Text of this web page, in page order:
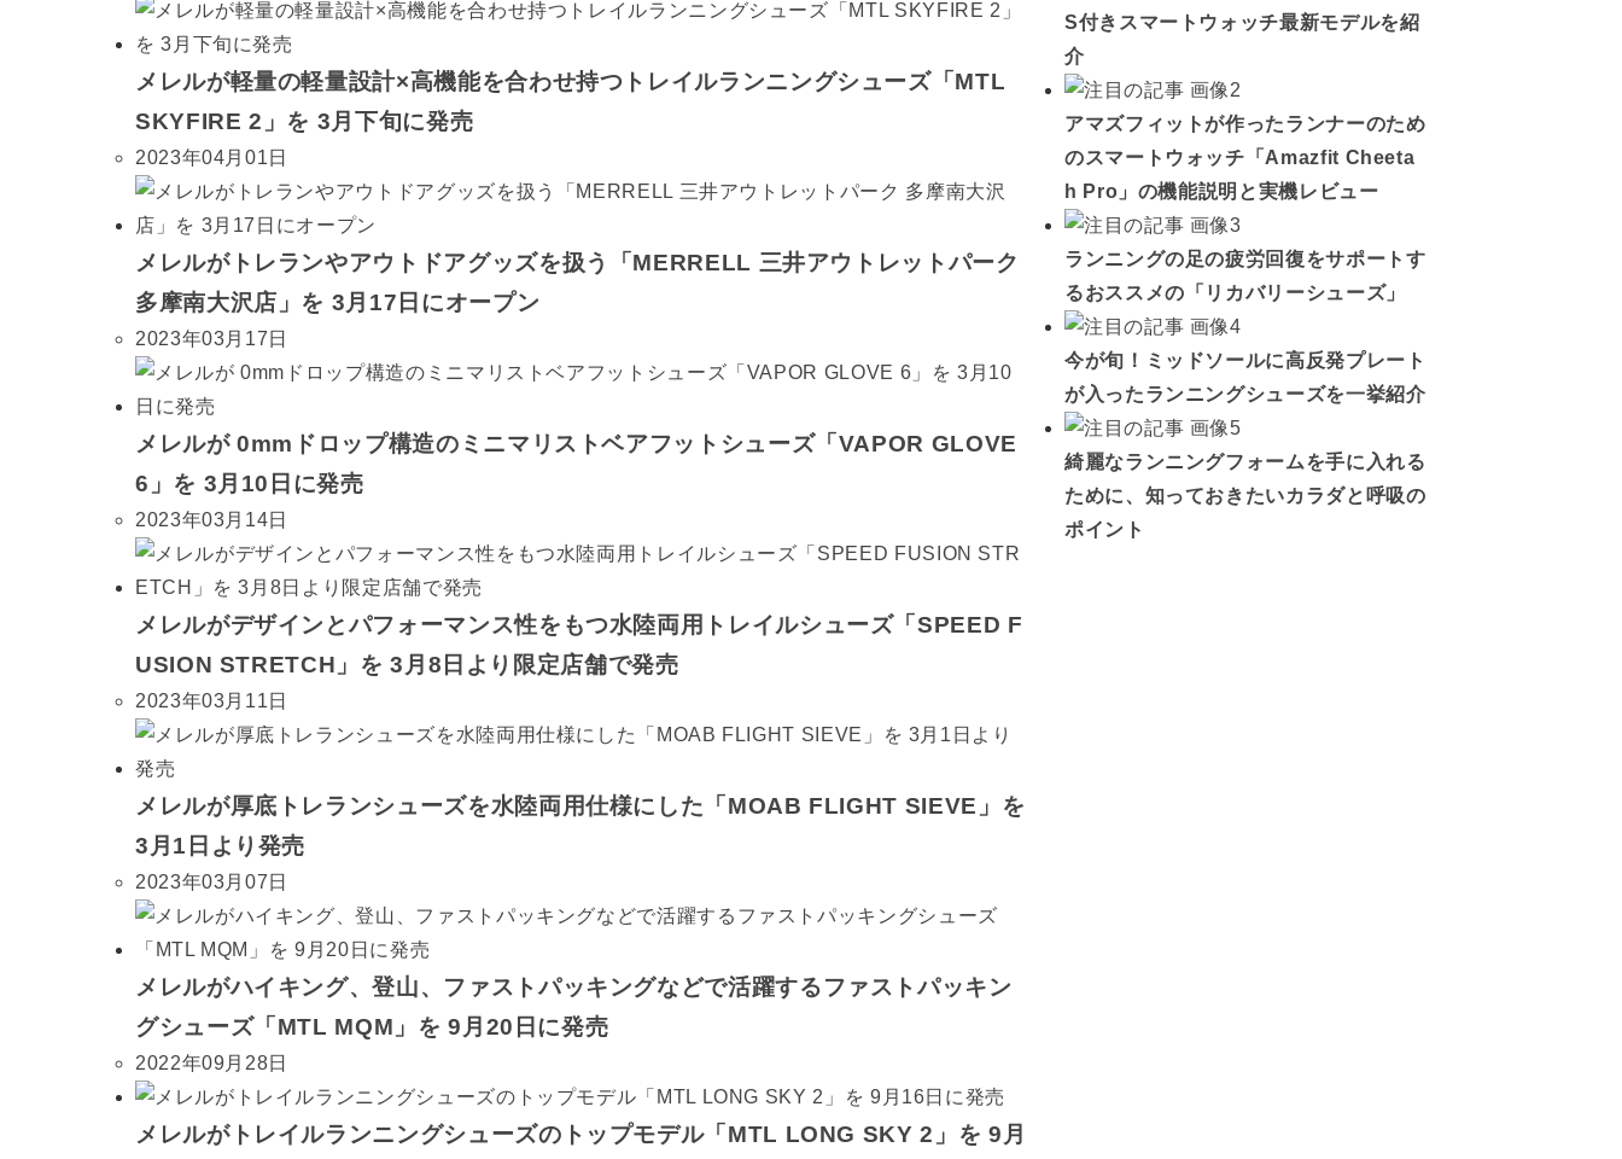
メレルが軽量の軽量設計×高機能を合わせ持つトレイルランニングシューズ「MTL
SKYFIRE 2」を 3月下旬に発売
2023年04月01日
メレルがトレランやアウトドアグッズを扱う「MERRELL 三井アウトレットパーク
多摩南大沢店」を 3月17日にオープン
2023年03月17日
メレルが 0mmドロップ構造のミニマリストベアフットシューズ「VAPOR GLOVE
6」を 3月10日に発売
2023年03月14日
メレルがデザインとパフォーマンス性をもつ水陸両用トレイルシューズ「SPEED F
USION STRETCH」を 3月8日より限定店舗で発売
2023年03月11日
メレルが厚底トレランシューズを水陸両用仕様にした「MOAB FLIGHT SIEVE」を
3月1日より発売
2023年03月07日
メレルがハイキング、登山、ファストパッキングなどで活躍するファストパッキン
グシューズ「MTL MQM」を 9月20日に発売
2022年09月28日
メレルがトレイルランニングシューズのトップモデル「MTL LONG SKY 2」を 9月
S付きスマートウォッチ最新モデルを紹
介
アマズフィットが作ったランナーのため
のスマートウォッチ「Amazfit Cheeta
h Pro」の機能説明と実機レビュー
ランニングの足の疲労回復をサポートす
るおススメの「リカバリーシューズ」
今が旬！ミッドソールに高反発プレート
が入ったランニングシューズを一挙紹介
綺麗なランニングフォームを手に入れる
ために、知っておきたいカラダと呼吸の
ポイント